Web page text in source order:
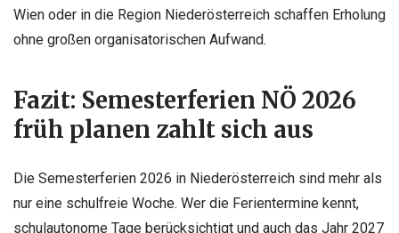
Wien oder in die Region Niederösterreich schaffen Erholung
ohne großen organisatorischen Aufwand.
Fazit: Semesterferien NÖ 2026
früh planen zahlt sich aus
Die Semesterferien 2026 in Niederösterreich sind mehr als
nur eine schulfreie Woche. Wer die Ferientermine kennt,
schulautonome Tage berücksichtigt und auch das Jahr 2027